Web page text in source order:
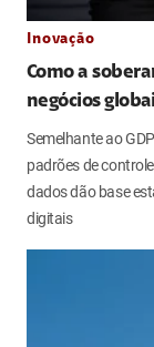
Inovação
Como a
negócios
Semelhante ao
padrões de
dados dão base
digitais